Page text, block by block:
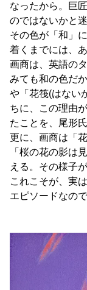
なったから。巨
のではないかと
その色が「和」
着くまでには、
画商は、英語の
みても和の色だ
や「花筏(はない
ちに、この理由
たことを、尾形氏
更に、画商は「
「桜の花の影は
える。その様子
これこそが、実
エピソードなので